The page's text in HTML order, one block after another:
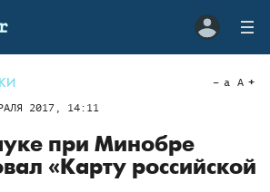
2017, 14:11
a A
при Минобре
«Карту российской